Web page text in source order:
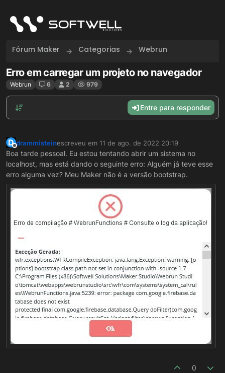
Fórum Maker Categorias Webrun
Erro em carregar um projeto no navegador
Webrun 6 2 979
Entre para responder
D
Offline
drammisteinescreveu em 11 de ago. de 2022 20:19
última edição por
Boa tarde pessoal. Eu estou tentando abrir um sistema no
localhost, mas está dando o seguinte erro: Alguém já teve esse
erro alguma vez? Meu Maker não é a versão bootstrap.
0